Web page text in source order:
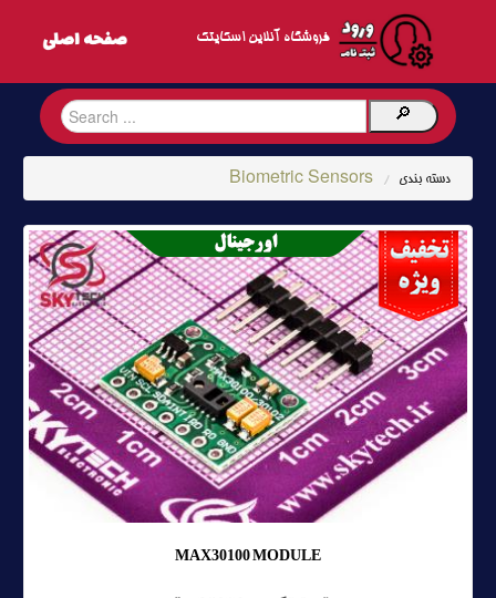
فروشگاه آنلاین اسکایتک
دسته بندی /
Biometric Sensors
MAX30100 MODULE